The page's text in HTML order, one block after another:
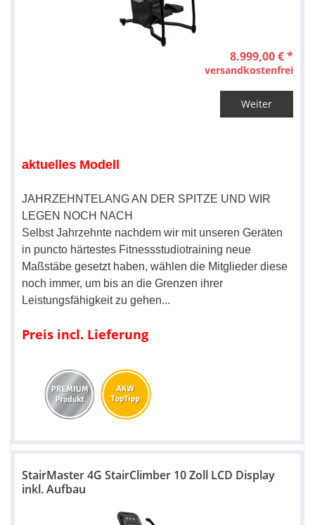
8.999,00 € *
versandkostenfrei
Weiter
aktuelles Modell
JAHRZEHNTELANG AN DER SPITZE UND WIR
LEGEN NOCH NACH
Selbst Jahrzehnte nachdem wir mit unseren Geräten
in puncto härtestes Fitnessstudiotraining neue
Maßstäbe gesetzt haben, wählen die Mitglieder diese
noch immer, um bis an die Grenzen ihrer
Leistungsfähigkeit zu gehen...
Preis incl. Lieferung
StairMaster 4G StairClimber 10 Zoll LCD Display
inkl. Aufbau